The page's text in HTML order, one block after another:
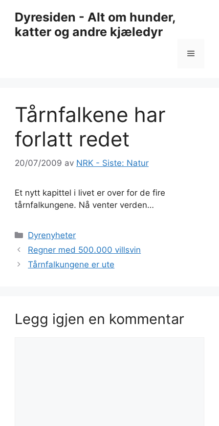
innhold
Dyresiden - Alt om hunder,
katter og andre kjæledyr
Meny
Tårnfalkene har
forlatt redet
20/07/2009 av NRK - Siste: Natur
Et nytt kapittel i livet er over for de fire
tårnfalkungene. Nå venter verden…
Kategorier
Dyrenyheter
Regner med 500.000 villsvin
Tårnfalkungene er ute
Legg igjen en kommentar